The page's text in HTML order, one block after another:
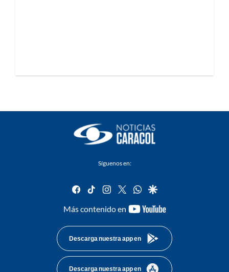
Síguenos en:
facebook
tiktok instagram
twitterwhatsapp
google
Más contenido en
youtube-
Descarga nuestra app en
Descarga nuestra app en